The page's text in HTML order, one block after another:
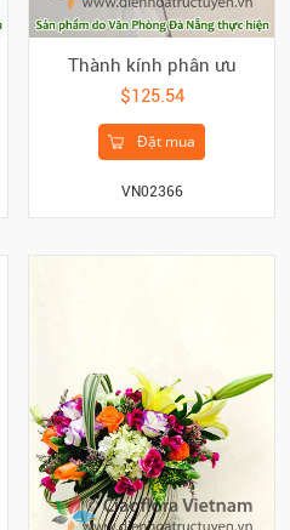
Thành kính phân ưu
$125.54
Đặt mua
VN02366